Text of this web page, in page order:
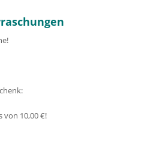
von 10,00 €!